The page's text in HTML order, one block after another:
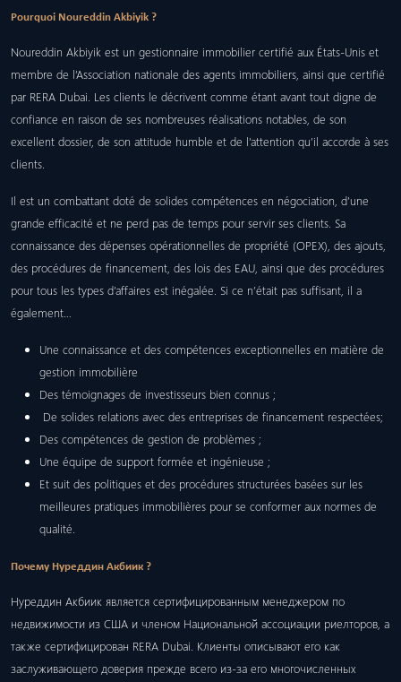
Pourquoi Noureddin Akbiyik ?
Noureddin Akbiyik est un gestionnaire immobilier certifié aux États-Unis et
membre de l’Association nationale des agents immobiliers, ainsi que certifié
par RERA Dubai. Les clients le décrivent comme étant avant tout digne de
confiance en raison de ses nombreuses réalisations notables, de son
excellent dossier, de son attitude humble et de l’attention qu’il accorde à ses
clients.
Il est un combattant doté de solides compétences en négociation, d’une
grande efficacité et ne perd pas de temps pour servir ses clients. Sa
connaissance des dépenses opérationnelles de propriété (OPEX), des ajouts,
des procédures de financement, des lois des EAU, ainsi que des procédures
pour tous les types d’affaires est inégalée. Si ce n’était pas suffisant, il a
également…
Une connaissance et des compétences exceptionnelles en matière de
gestion immobilière
Des témoignages de investisseurs bien connus ;
De solides relations avec des entreprises de financement respectées;
Des compétences de gestion de problèmes ;
Une équipe de support formée et ingénieuse ;
Et suit des politiques et des procédures structurées basées sur les
meilleures pratiques immobilières pour se conformer aux normes de
qualité.
Почему Нуреддин Акбиик ?
Нуреддин Акбиик является сертифицированным менеджером по
недвижимости из США и членом Национальной ассоциации риелторов, а
также сертифицирован RERA Dubai. Клиенты описывают его как
заслуживающего доверия прежде всего из-за его многочисленных